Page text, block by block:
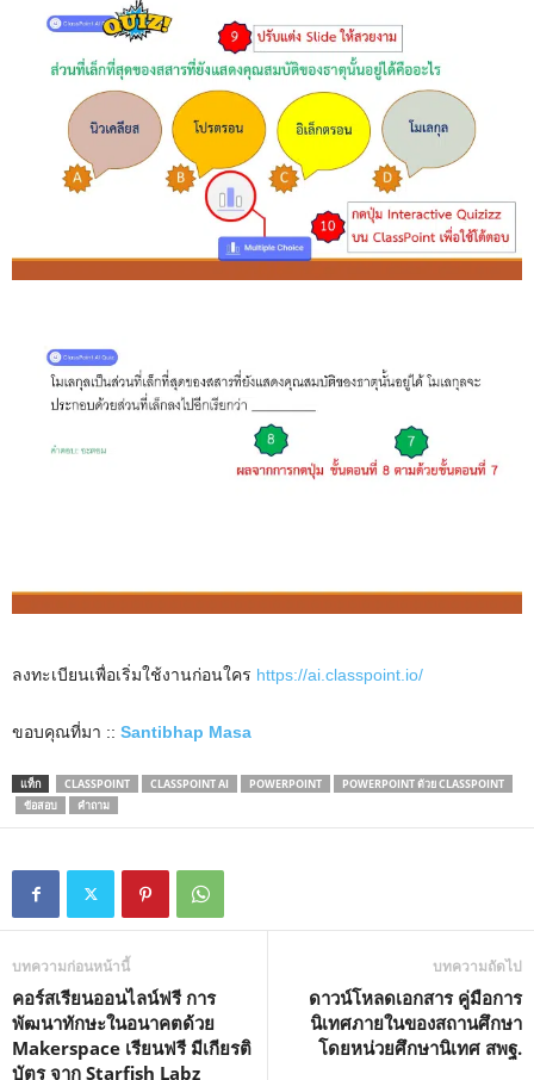
ลงทะเบียนเพื่อเริ่มใช้งานก่อนใคร https://ai.classpoint.io/
ขอบคุณที่มา :: Santibhap Masa
แท็ก CLASSPOINT CLASSPOINT AI POWERPOINT
POWERPOINT ด้วย CLASSPOINT
ข้อสอบ
คำถาม
บทความก่อนหน้านี้
คอร์สเรียนออนไลน์ฟรี การ
พัฒนาทักษะในอนาคตด้วย
Makerspace เรียนฟรี มีเกียรติ
บัตร จาก Starfish Labz
บทความถัดไป
ดาวน์โหลดเอกสาร คู่มือการ
นิเทศภายในของสถานศึกษา
โดยหน่วยศึกษานิเทศ สพฐ.